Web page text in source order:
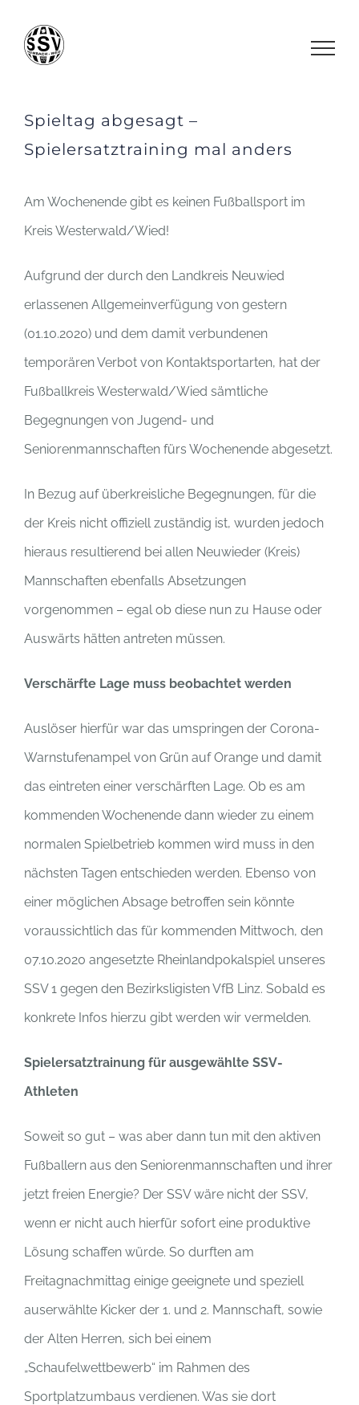
Inhalt
Spieltag abgesagt –
Spielersatztraining mal anders
Am Wochenende gibt es keinen Fußballsport im
Kreis Westerwald/Wied!
Aufgrund der durch den Landkreis Neuwied
erlassenen Allgemeinverfügung von gestern
(01.10.2020) und dem damit verbundenen
temporären Verbot von Kontaktsportarten, hat der
Fußballkreis Westerwald/Wied sämtliche
Begegnungen von Jugend- und
Seniorenmannschaften fürs Wochenende abgesetzt.
In Bezug auf überkreisliche Begegnungen, für die
der Kreis nicht offiziell zuständig ist, wurden jedoch
hieraus resultierend bei allen Neuwieder (Kreis)
Mannschaften ebenfalls Absetzungen
vorgenommen – egal ob diese nun zu Hause oder
Auswärts hätten antreten müssen.
Verschärfte Lage muss beobachtet werden
Auslöser hierfür war das umspringen der Corona-
Warnstufenampel von Grün auf Orange und damit
das eintreten einer verschärften Lage. Ob es am
kommenden Wochenende dann wieder zu einem
normalen Spielbetrieb kommen wird muss in den
nächsten Tagen entschieden werden. Ebenso von
einer möglichen Absage betroffen sein könnte
voraussichtlich das für kommenden Mittwoch, den
07.10.2020 angesetzte Rheinlandpokalspiel unseres
SSV 1 gegen den Bezirksligisten VfB Linz. Sobald es
konkrete Infos hierzu gibt werden wir vermelden.
Spielersatztrainung für ausgewählte SSV-
Athleten
Soweit so gut – was aber dann tun mit den aktiven
Fußballern aus den Seniorenmannschaften und ihrer
jetzt freien Energie? Der SSV wäre nicht der SSV,
wenn er nicht auch hierfür sofort eine produktive
Lösung schaffen würde. So durften am
Freitagnachmittag einige geeignete und speziell
auserwählte Kicker der 1. und 2. Mannschaft, sowie
der Alten Herren, sich bei einem
„Schaufelwettbewerb“ im Rahmen des
Sportplatzumbaus verdienen. Was sie dort